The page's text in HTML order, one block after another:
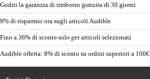
Goditi la garanzia di rimborso gratuita di 30 giorni
9% di risparmio ora sugli articoli Audible
Fino a 36% di sconto solo per articoli selezionati
Audible offerta: 8% di sconto su ordini superiori a 100€